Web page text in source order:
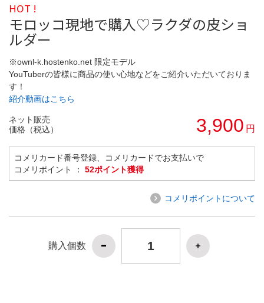
HOT !
モロッコ現地で購入♡ラクダの皮ショ
ルダー
※ownl-k.hostenko.net 限定モデル
YouTuberの皆様に商品の使い心地などをご紹介いただいておりま
す！
紹介動画はこちら
ネット販売
価格（税込）
3,900 円
コメリカード番号登録、コメリカードでお支払いで
コメリポイント ： 52ポイント獲得
コメリポイントについて
購入個数